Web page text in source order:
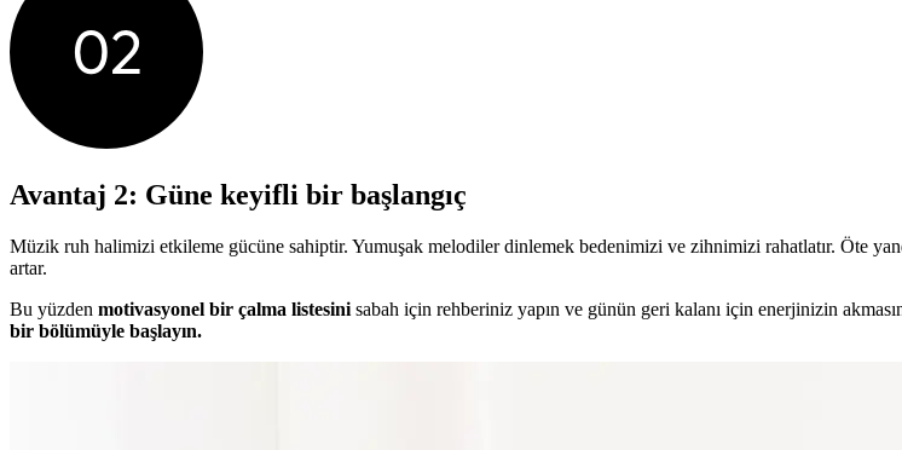
Avantaj 2: Güne keyifli bir başlangıç
Müzik ruh halimizi etkileme gücüne sahiptir. Yumuşak melodiler dinlemek bedenimizi ve zihnimizi rahatlatır. Öte
artar.
Bu yüzden motivasyonel bir çalma listesini sabah için rehberiniz yapın ve günün geri kalanı için enerjinizin
bir bölümüyle başlayın.